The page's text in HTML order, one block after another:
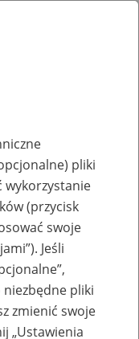
w Mogilnie
pliki
wykorzystanie
(przycisk
swoje
Jeśli
pliki
zmienić swoje
„Ustawienia